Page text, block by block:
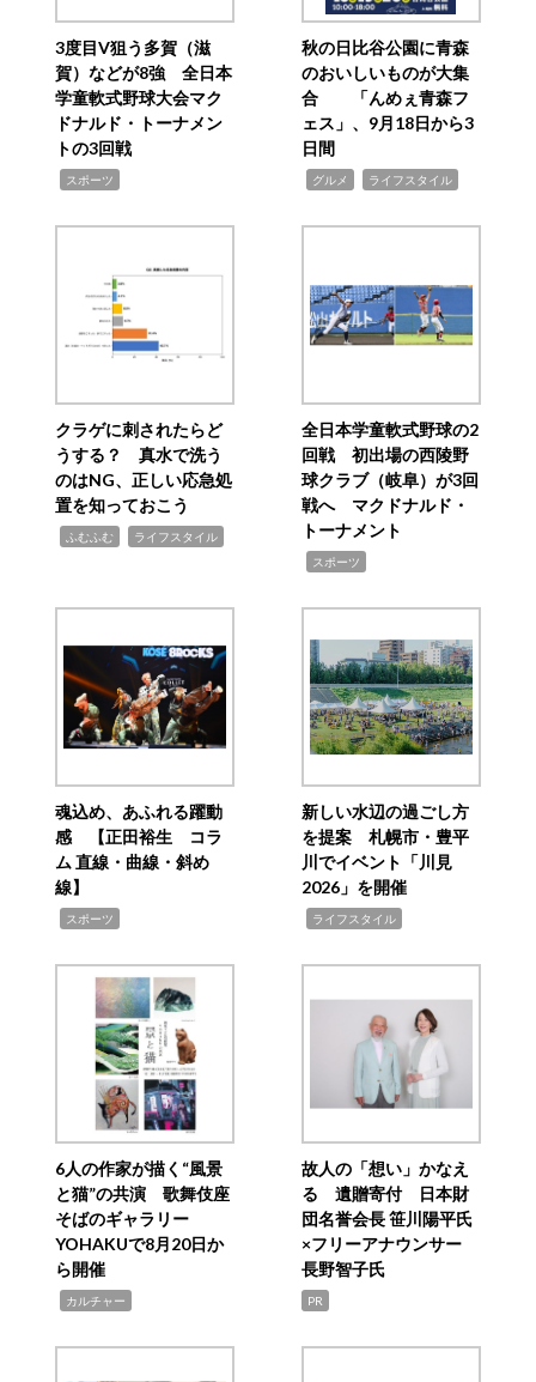
3度目V狙う多賀（滋
賀）などが8強 全日本
学童軟式野球大会マク
ドナルド・トーナメン
トの3回戦
スポーツ
秋の日比谷公園に青森
のおいしいものが大集
合 「んめぇ青森フ
ェス」、9月18日から3
日間
グルメ ライフスタイル
クラゲに刺されたらど
うする？ 真水で洗う
のはNG、正しい応急処
置を知っておこう
ふむふむ ライフスタイル
全日本学童軟式野球の2
回戦 初出場の西陵野
球クラブ（岐阜）が3回
戦へ マクドナルド・
トーナメント
スポーツ
魂込め、あふれる躍動
感 【正田裕生 コラ
ム 直線・曲線・斜め
線】
スポーツ
新しい水辺の過ごし方
を提案 札幌市・豊平
川でイベント「川見
2026」を開催
ライフスタイル
6人の作家が描く“風景
と猫”の共演 歌舞伎座
そばのギャラリー
YOHAKUで8月20日か
ら開催
カルチャー
故人の「想い」かなえ
る 遺贈寄付 日本財
団名誉会長 笹川陽平氏
×フリーアナウンサー
長野智子氏
PR